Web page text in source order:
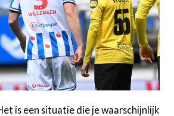
is een situatie die je waarschijnlijk